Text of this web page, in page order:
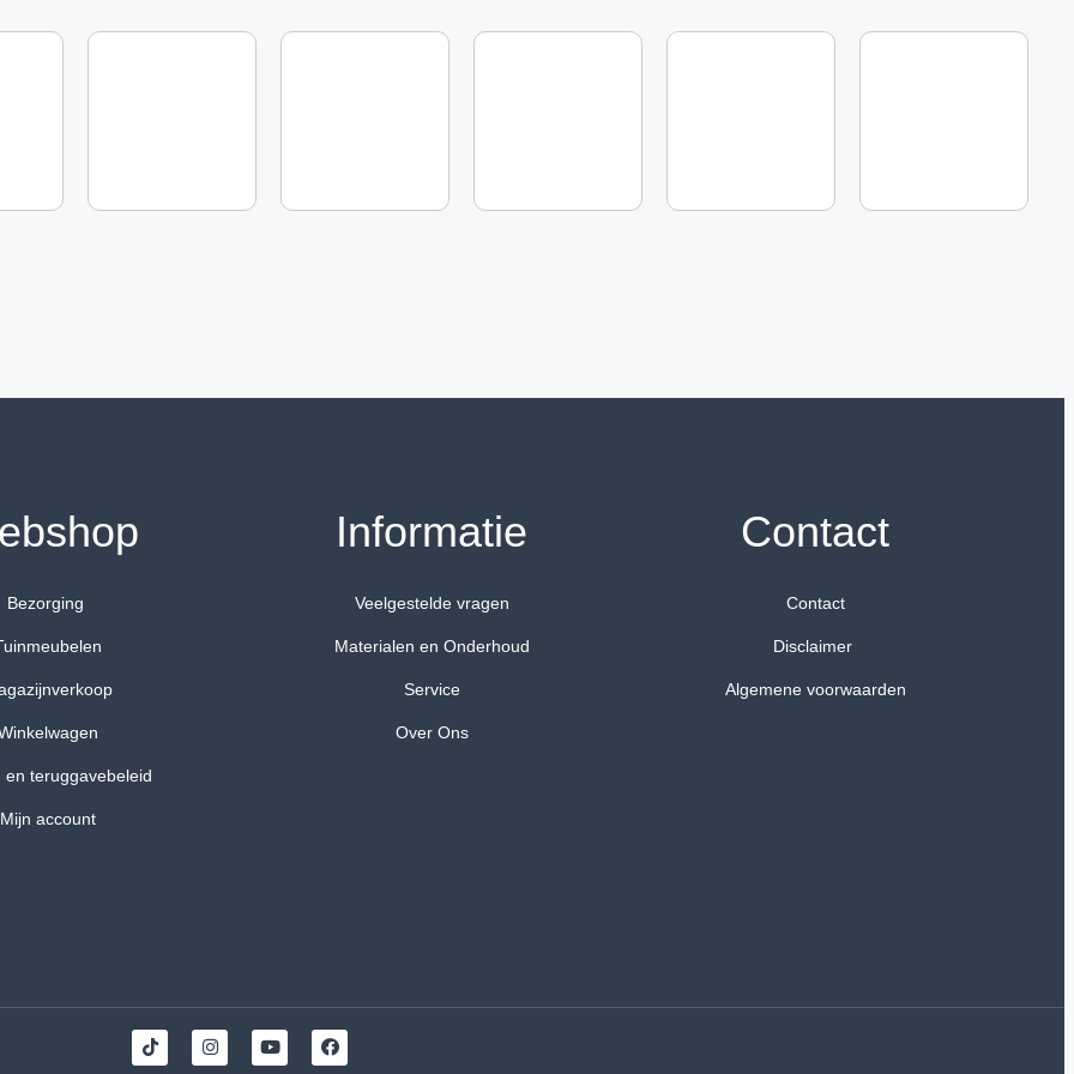
Bezorging
en teruggavebeleid
Mijn account
Informatie
Veelgestelde vragen
Materialen en Onderhoud
Service
Over Ons
Contact
Contact
Disclaimer
Algemene voorwaarden